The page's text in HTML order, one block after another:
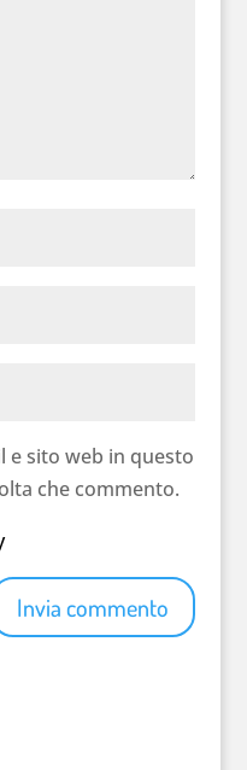
e sito web in questo
che commento.